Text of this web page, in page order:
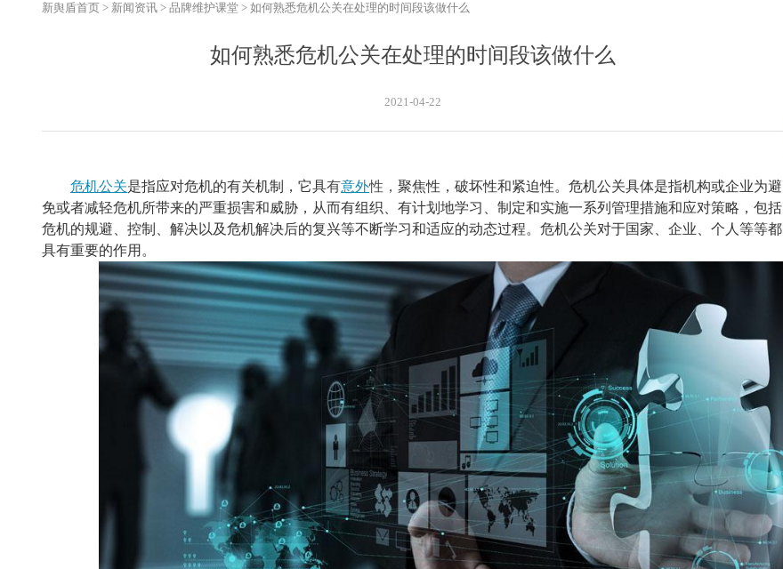
新舆盾首页 > 新闻资讯 > 品牌维护课堂 > 如何熟悉危机公关在处理的时间段该做什么
如何熟悉危机公关在处理的时间段该做什么
2021-04-22
危机公关是指应对危机的有关机制，它具有意外性， 聚焦性，破坏性和紧迫性。危机公关具体是指机构或企业为避
免或者减轻危机所带来的严重损害和威胁，从而有组织、有计划地学习、制定和实施一系列管理措施和应对策略，包括
危机的规避、控制、解决以及危机解决后的复兴等不断学习和适应的动态过程。危机公关对于国家、企业、个人等等都
具有重要的作用。